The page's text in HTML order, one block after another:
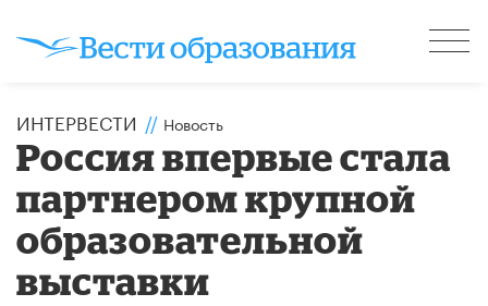
ИНТЕРВЕСТИ // Новость
Россия впервые стала
партнером крупной
образовательной
выставки